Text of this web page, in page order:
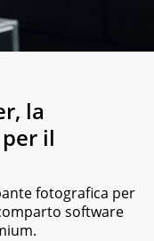
la
il
fotografica per
software